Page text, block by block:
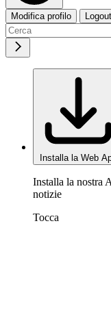
Modifica profilo Logout
Installa la Web
Installa la nostra
notizie
Tocca